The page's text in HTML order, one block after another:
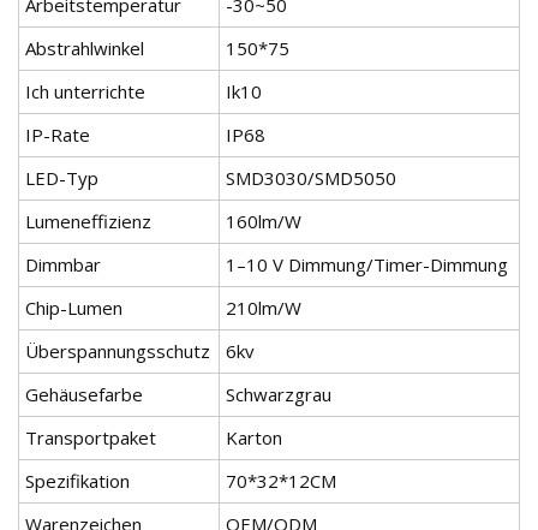
Arbeitstemperatur
-30~50
Abstrahlwinkel
150*75
Ich unterrichte
Ik10
IP-Rate
IP68
LED-Typ
SMD3030/SMD5050
Lumeneffizienz
160lm/W
Dimmbar
1–10 V Dimmung/Timer-Dimmung
Chip-Lumen
210lm/W
Überspannungsschutz
6kv
Gehäusefarbe
Schwarzgrau
Transportpaket
Karton
Spezifikation
70*32*12CM
Warenzeichen
OEM/ODM